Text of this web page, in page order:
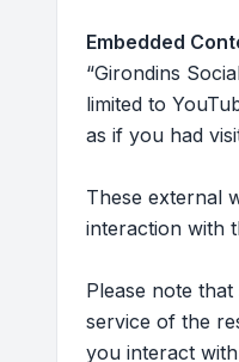
Embedded
“Girondins
limited to
as if you had
These external
interaction with
Please note
service of the
you interact